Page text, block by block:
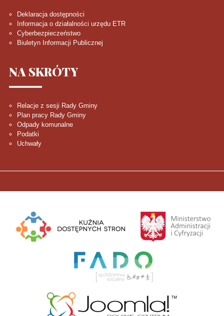
Deklaracja dostępności
Informacja o działalności urzędu ETR
Cyberbezpieczeństwo
Biuletyn Informacji Publicznej
NA SKRÓTY
Relacje z sesji Rady Gminy
Plan pracy Rady Gminy
Odpady komunalne
Podatki
Uchwały